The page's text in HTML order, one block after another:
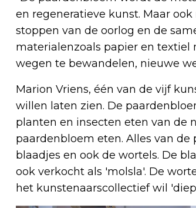
en regeneratieve kunst. Maar
stoppen van de oorlog en de
materialenzoals papier en textiel
wegen te bewandelen, nieuwe
Marion Vriens, één van de vijf
willen laten zien. De
planten en insecten eten van de
paardenbloem eten. Alles van
blaadjes en ook de wortels. De
ook verkocht als 'molsla'. De
het kunstenaarscollectief wil